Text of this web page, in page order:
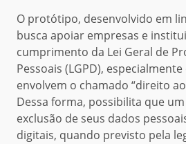
O protótipo, desenvolvido em
busca apoiar empresas e
cumprimento da Lei Geral de
Pessoais (LGPD),
envolvem o chamado “direito
Dessa forma, possibilita que
exclusão de seus dados
digitais, quando previsto pela